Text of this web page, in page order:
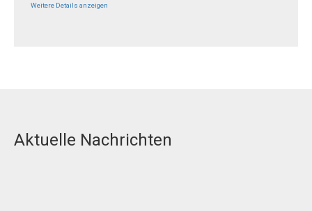
Weitere Details anzeigen
Aktuelle Nachrichten